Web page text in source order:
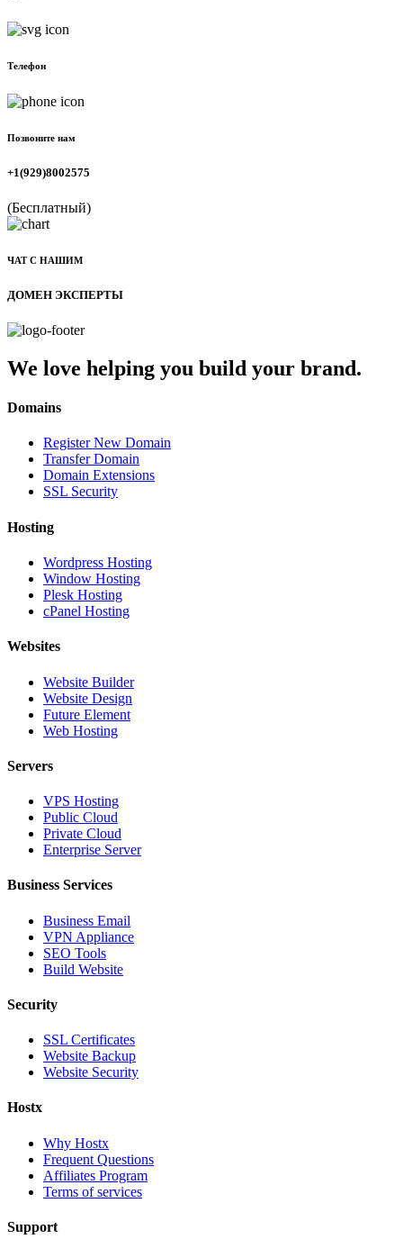
Телефон
Позвоните нам
+1(929)8002575
(Бесплатный)
ЧАТ С НАШИМ
ДОМЕН ЭКСПЕРТЫ
We love helping you build your brand.
Domains
Register New Domain
Transfer Domain
Domain Extensions
SSL Security
Hosting
Wordpress Hosting
Window Hosting
Plesk Hosting
cPanel Hosting
Websites
Website Builder
Website Design
Future Element
Web Hosting
Servers
VPS Hosting
Public Cloud
Private Cloud
Enterprise Server
Business Services
Business Email
VPN Appliance
SEO Tools
Build Website
Security
SSL Certificates
Website Backup
Website Security
Hostx
Why Hostx
Frequent Questions
Affiliates Program
Terms of services
Support